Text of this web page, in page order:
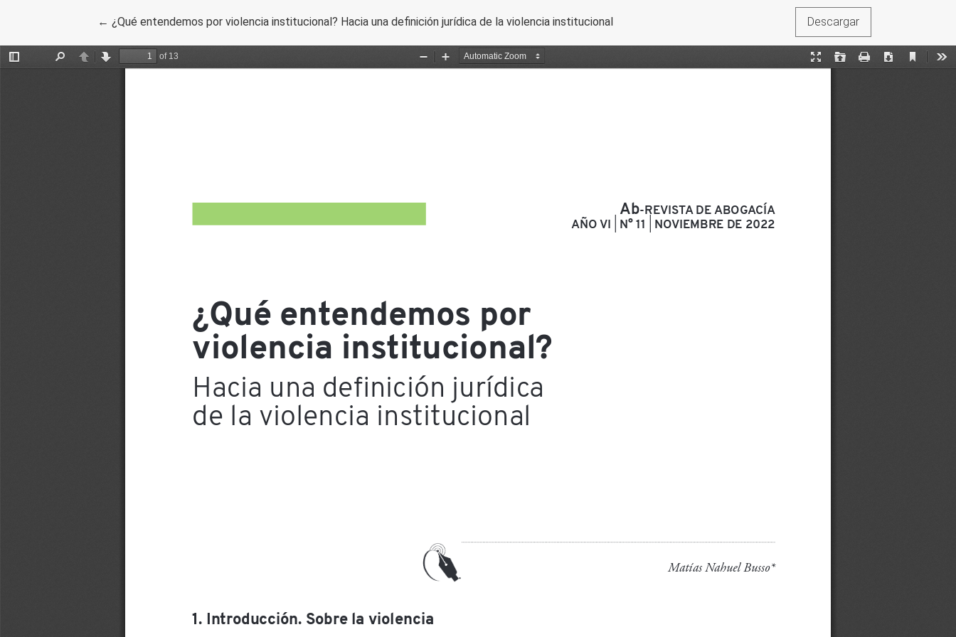
← Volver a los detalles del artículo
¿Qué entendemos por violencia institucional? Hacia una definición jurídica de la violencia institucional Descargar